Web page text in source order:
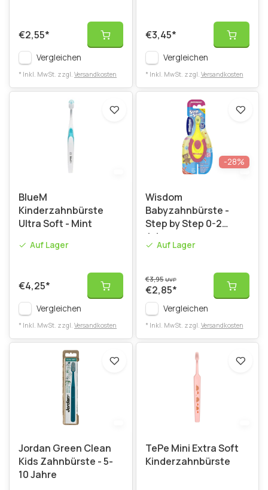
€2,55*
Vergleichen
* Inkl. MwSt. zzgl. Versandkosten
€3,45*
Vergleichen
* Inkl. MwSt. zzgl. Versandkosten
BlueM
Kinderzahnbürste
Ultra Soft - Mint
Auf Lager
€4,25*
Vergleichen
* Inkl. MwSt. zzgl. Versandkosten
-28%
Wisdom
Babyzahnbürste -
Step by Step 0-2
Jahre
Auf Lager
€3,95UVP
€2,85*
Vergleichen
* Inkl. MwSt. zzgl. Versandkosten
Jordan Green Clean
Kids Zahnbürste - 5-
10 Jahre
TePe Mini Extra Soft
Kinderzahnbürste